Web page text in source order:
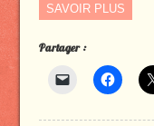
SAVOIR PLUS
Partager :